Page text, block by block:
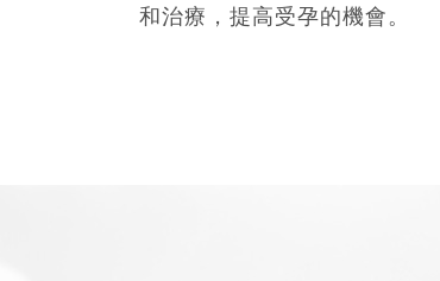
和治療，提高受孕的機會。